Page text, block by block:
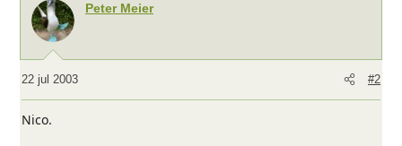
Peter Meier
22 jul 2003 #2
Nico.